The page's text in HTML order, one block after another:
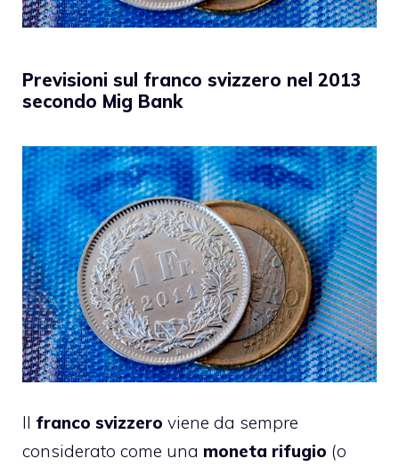
Previsioni sul franco svizzero nel 2013
secondo Mig Bank
Il franco svizzero viene da sempre
considerato come una moneta rifugio (o